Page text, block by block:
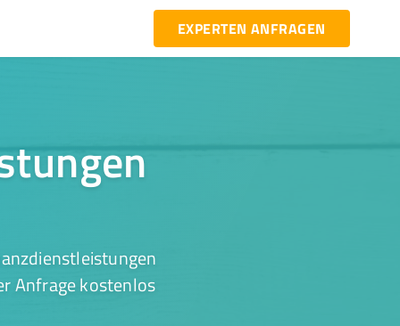
EXPERTEN ANFRAGEN
Anfrage kostenlos